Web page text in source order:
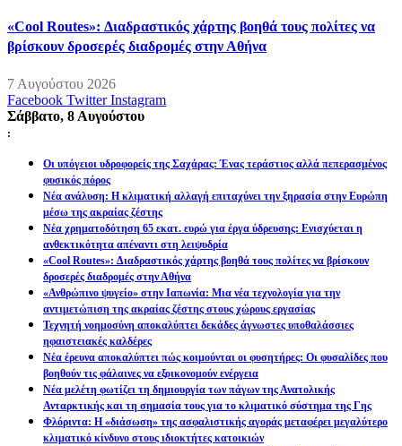
«Cool Routes»: Διαδραστικός χάρτης βοηθά τους πολίτες να
βρίσκουν δροσερές διαδρομές στην Αθήνα
7 Αυγούστου 2026
Facebook Twitter Instagram
Σάββατο, 8 Αυγούστου
:
Οι υπόγειοι υδροφορείς της Σαχάρας: Ένας τεράστιος αλλά πεπερασμένος
φυσικός πόρος
Νέα ανάλυση: Η κλιματική αλλαγή επιταχύνει την ξηρασία στην Ευρώπη
μέσω της ακραίας ζέστης
Νέα χρηματοδότηση 65 εκατ. ευρώ για έργα ύδρευσης: Ενισχύεται η
ανθεκτικότητα απέναντι στη λειψυδρία
«Cool Routes»: Διαδραστικός χάρτης βοηθά τους πολίτες να βρίσκουν
δροσερές διαδρομές στην Αθήνα
«Ανθρώπινο ψυγείο» στην Ιαπωνία: Μια νέα τεχνολογία για την
αντιμετώπιση της ακραίας ζέστης στους χώρους εργασίας
Τεχνητή νοημοσύνη αποκαλύπτει δεκάδες άγνωστες υποθαλάσσιες
ηφαιστειακές καλδέρες
Νέα έρευνα αποκαλύπτει πώς κοιμούνται οι φυσητήρες: Οι φυσαλίδες που
βοηθούν τις φάλαινες να εξοικονομούν ενέργεια
Νέα μελέτη φωτίζει τη δημιουργία των πάγων της Ανατολικής
Ανταρκτικής και τη σημασία τους για το κλιματικό σύστημα της Γης
Φλόριντα: Η «διάσωση» της ασφαλιστικής αγοράς μεταφέρει μεγαλύτερο
κλιματικό κίνδυνο στους ιδιοκτήτες κατοικιών